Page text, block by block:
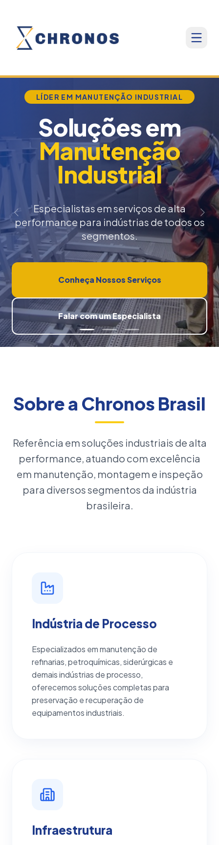
LÍDER EM MANUTENÇÃO INDUSTRIAL
Soluções em
Manutenção
Industrial
Especialistas em serviços de alta
performance para indústrias de todos os
segmentos.
Conheça Nossos Serviços
Falar com um Especialista
Anterior
Sobre a Chronos Brasil
Referência em soluções industriais de alta
performance, atuando com excelência
em manutenção, montagem e inspeção
para diversos segmentos da indústria
brasileira.
Indústria de Processo
Especializados em manutenção de
refinarias, petroquímicas, siderúrgicas e
demais indústrias de processo,
oferecemos soluções completas para
preservação e recuperação de
equipamentos industriais.
Infraestrutura